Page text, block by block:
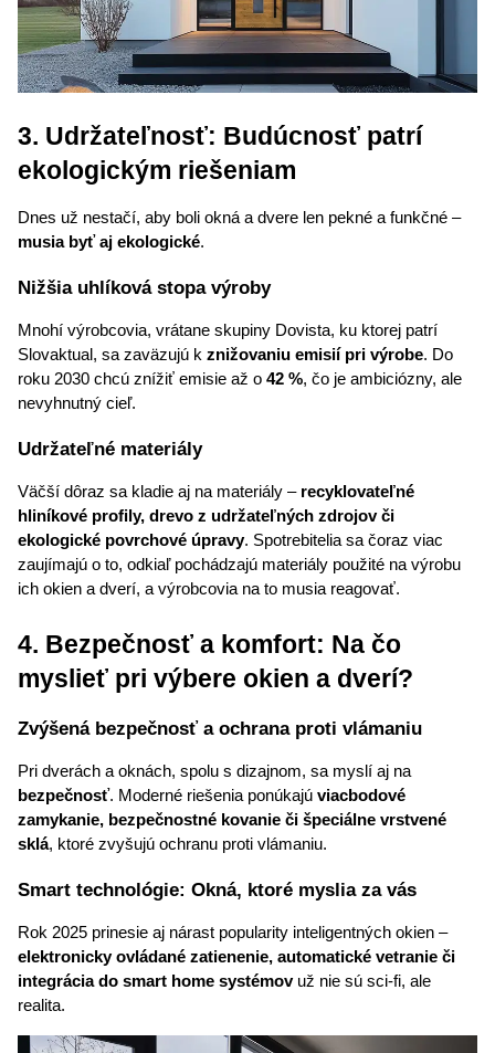
3. Udržateľnosť: Budúcnosť patrí
ekologickým riešeniam
Dnes už nestačí, aby boli okná a dvere len pekné a funkčné –
musia byť aj ekologické.
Nižšia uhlíková stopa výroby
Mnohí výrobcovia, vrátane skupiny Dovista, ku ktorej patrí
Slovaktual, sa zaväzujú k znižovaniu emisií pri výrobe. Do
roku 2030 chcú znížiť emisie až o 42 %, čo je ambiciózny, ale
nevyhnutný cieľ.
Udržateľné materiály
Väčší dôraz sa kladie aj na materiály – recyklovateľné
hliníkové profily, drevo z udržateľných zdrojov či
ekologické povrchové úpravy. Spotrebitelia sa čoraz viac
zaujímajú o to, odkiaľ pochádzajú materiály použité na výrobu
ich okien a dverí, a výrobcovia na to musia reagovať.
4. Bezpečnosť a komfort: Na čo
myslieť pri výbere okien a dverí?
Zvýšená bezpečnosť a ochrana proti vlámaniu
Pri dverách a oknách, spolu s dizajnom, sa myslí aj na
bezpečnosť. Moderné riešenia ponúkajú viacbodové
zamykanie, bezpečnostné kovanie či špeciálne vrstvené
sklá, ktoré zvyšujú ochranu proti vlámaniu.
Smart technológie: Okná, ktoré myslia za vás
Rok 2025 prinesie aj nárast popularity inteligentných okien –
elektronicky ovládané zatienenie, automatické vetranie či
integrácia do smart home systémov už nie sú sci-fi, ale
realita.